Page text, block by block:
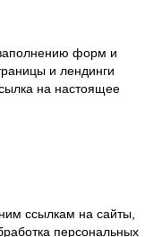
форм и
и лендинги
на настоящее
ссылкам на сайты,
персональных